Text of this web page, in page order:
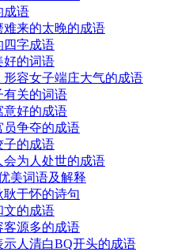
成语
来的太晚的成语
四字成语
好的词语
容女子端庄大气的成语
有关的词语
意好的成语
员争夺的成语
子的成语
为人处世的成语
美词语及解释
于怀的诗句
文的成语
客源多的成语
人清白BQ开头的成语